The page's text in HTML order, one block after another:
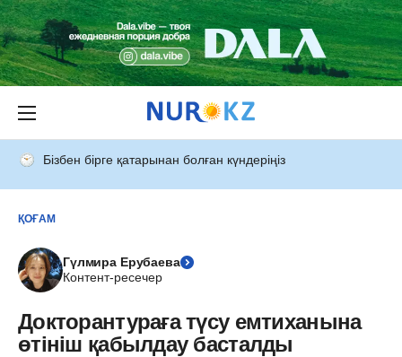
Бізбен бірге қатарынан болған күндеріңіз
ҚОҒАМ
Гүлмира Ерубаева
Контент-ресечер
Докторантураға түсу емтиханына
өтініш қабылдау басталды